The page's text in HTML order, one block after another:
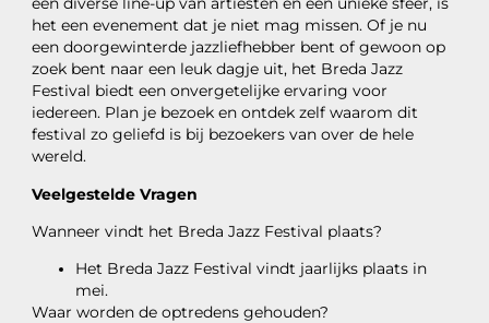
het een evenement dat je niet mag missen. Of je nu
een doorgewinterde jazzliefhebber bent of gewoon op
zoek bent naar een leuk dagje uit, het Breda Jazz
Festival biedt een onvergetelijke ervaring voor
iedereen. Plan je bezoek en ontdek zelf waarom dit
festival zo geliefd is bij bezoekers van over de hele
wereld.
Veelgestelde Vragen
Wanneer vindt het Breda Jazz Festival plaats?
Het Breda Jazz Festival vindt jaarlijks plaats in
mei.
Waar worden de optredens gehouden?